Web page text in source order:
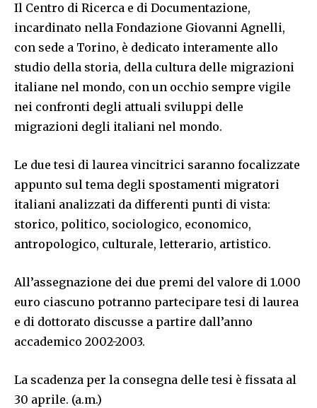
Il Centro di Ricerca e di Documentazione,
incardinato nella Fondazione Giovanni Agnelli,
con sede a Torino, è dedicato interamente allo
studio della storia, della cultura delle migrazioni
italiane nel mondo, con un occhio sempre vigile
nei confronti degli attuali sviluppi delle
migrazioni degli italiani nel mondo.
Le due tesi di laurea vincitrici saranno focalizzate
appunto sul tema degli spostamenti migratori
italiani analizzati da differenti punti di vista:
storico, politico, sociologico, economico,
antropologico, culturale, letterario, artistico.
All’assegnazione dei due premi del valore di 1.000
euro ciascuno potranno partecipare tesi di laurea
e di dottorato discusse a partire dall’anno
accademico 2002-2003.
La scadenza per la consegna delle tesi è fissata al
30 aprile. (a.m.)